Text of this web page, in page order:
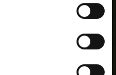
Wikinger-Markt,